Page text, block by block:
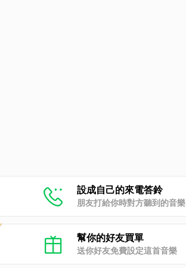
設成自己的來電答鈴
朋友打給你時對方聽到的音樂
幫你的好友買單
送你好友免費設定這首音樂